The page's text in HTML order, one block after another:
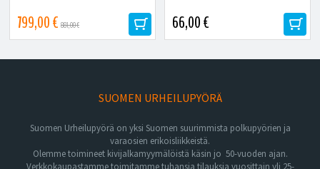
799,00 € 881,00 € 66,00 €
SUOMEN URHEILUPYÖRÄ
Suomen Urheilupyörä on yksi Suomen suurimmista polkupyörien ja
varaosien erikoisliikkeistä.
Olemme toimineet kivijalkamyymälöistä käsin jo 50-vuoden ajan.
Verkkokaupastamme toimitamme tuhansia tilauksia vuosittain yli 25-